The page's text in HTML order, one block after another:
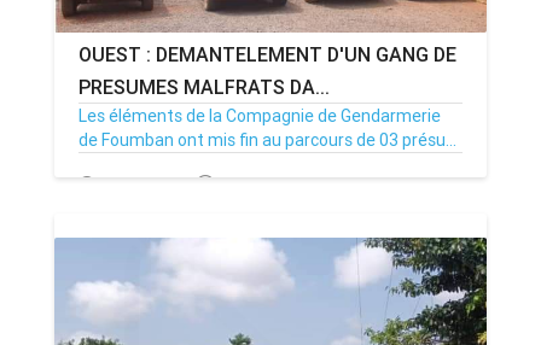
OUEST : DEMANTELEMENT D'UN GANG DE
PRESUMES MALFRATS DA...
Les éléments de la Compagnie de Gendarmerie
de Foumban ont mis fin au parcours de 03 présu...
16/08/20 Par MenouActu 0